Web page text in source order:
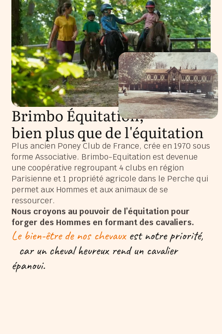
Brimbo Équitation,
bien plus que de l'équitation
Plus ancien Poney Club de France, crée en 1970 sous
forme Associative. Brimbo-Equitation est devenue
une coopérative regroupant 4 clubs en région
Parisienne et 1 propriété agricole dans le Perche qui
permet aux Hommes et aux animaux de se
ressourcer.
Nous croyons au pouvoir de l’équitation pour
forger des Hommes en formant des cavaliers.
Le bien-être de nos chevauxest notre priorité,
car un cheval heureux rend un cavalier
épanoui.